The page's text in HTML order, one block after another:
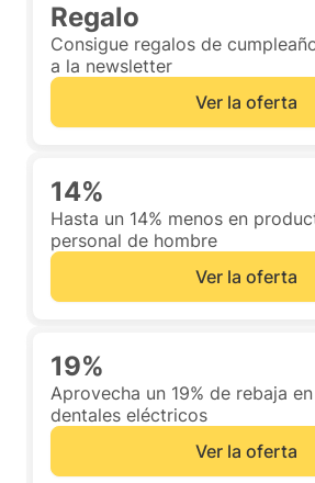
Regalo
Consigue regalos de
a la newsletter
Ver la oferta
14%
Hasta un 14% menos en
personal de hombre
Ver la oferta
19%
Aprovecha un 19% de rebaja
dentales eléctricos
Ver la oferta